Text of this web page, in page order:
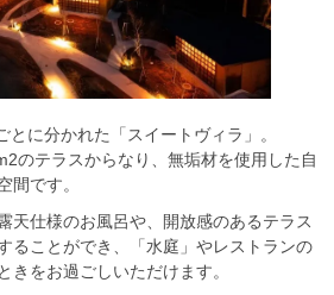
に分かれた「スイートヴィラ」。
のテラスからなり、無垢材を使用した自
間です。
天仕様のお風呂や、開放感のあるテラス
ることができ、「水庭」やレストランの
きをお過ごしいただけます。